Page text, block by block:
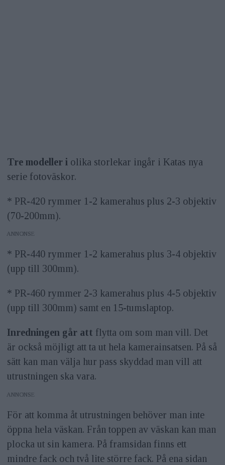
Tre modeller i olika storlekar ingår i Katas nya
serie fotoväskor.
* PR-420 rymmer 1-2 kamerahus plus 2-3 objektiv
(70-200mm).
ANNONS
* PR-440 rymmer 1-2 kamerahus plus 3-4 objektiv
(upp till 300mm).
* PR-460 rymmer 2-3 kamerahus plus 4-5 objektiv
(upp till 300mm) samt en 15-tumslaptop.
Inredningen går att flytta om som man vill. Det
är också möjligt att ta ut hela kamerainsatsen. På så
sätt kan man välja hur pass skyddad man vill att
utrustningen ska vara.
ANNONS
För att komma åt utrustningen behöver man inte
öppna hela väskan. Från toppen av väskan kan man
plocka ut sin kamera. På framsidan finns ett
mindre fack och två lite större fack. På ena sidan